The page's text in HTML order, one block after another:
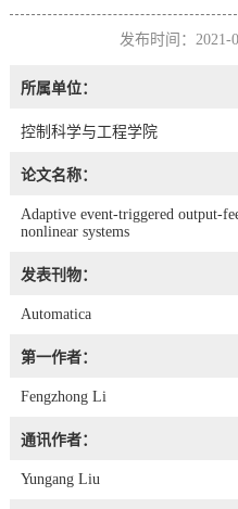
发布时间：
所属单位：
控制科学与工程学院
论文名称：
Adaptive event-triggered output-
nonlinear systems
发表刊物：
Automatica
第一作者：
Fengzhong Li
通讯作者：
Yungang Liu